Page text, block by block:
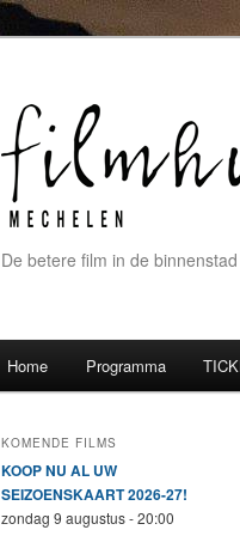
De betere film in de binnenstad
Spring naar de primaire
Spring naar de secundaire
Home Programma
KOMENDE FILMS
KOOP NU AL UW
SEIZOENSKAART 2026-27!
zondag 9 augustus - 20:00